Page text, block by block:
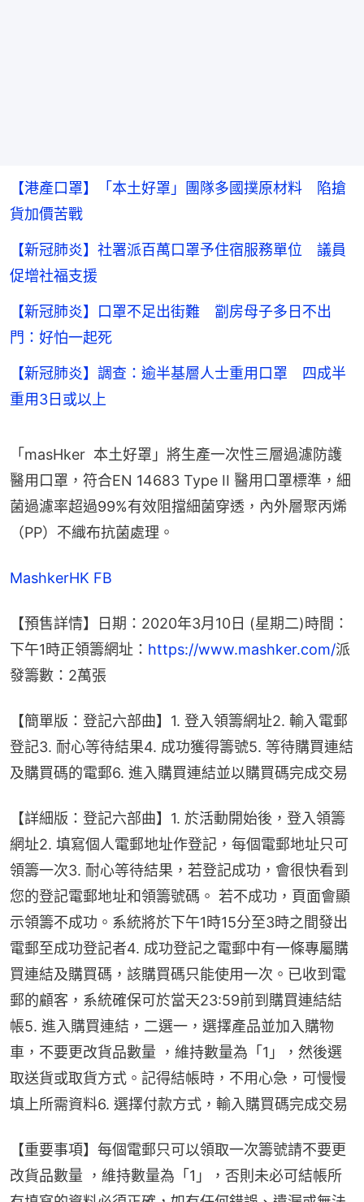
【港產口罩】「本土好罩」團隊多國撲原材料 陷搶
貨加價苦戰
【新冠肺炎】社署派百萬口罩予住宿服務單位 議員
促增社福支援
【新冠肺炎】口罩不足出街難 劏房母子多日不出
門：好怕一起死
【新冠肺炎】調查：逾半基層人士重用口罩 四成半
重用3日或以上
「masHker  本土好罩」將生產一次性三層過濾防護
醫用口罩，符合EN 14683 Type II 醫用口罩標準，細
菌過濾率超過99%有效阻擋細菌穿透，內外層聚丙烯
（PP）不織布抗菌處理。
MashkerHK FB
【預售詳情】日期：2020年3月10日 (星期二)時間：
下午1時正領籌網址： https://www.mashker.com/派
發籌數：2萬張
【簡單版：登記六部曲】1. 登入領籌網址2. 輸入電郵
登記3. 耐心等待結果4. 成功獲得籌號5. 等待購買連結
及購買碼的電郵6. 進入購買連結並以購買碼完成交易
【詳細版：登記六部曲】1. 於活動開始後，登入領籌
網址2. 填寫個人電郵地址作登記，每個電郵地址只可
領籌一次3. 耐心等待結果，若登記成功，會很快看到
您的登記電郵地址和領籌號碼。 若不成功，頁面會顯
示領籌不成功。系統將於下午1時15分至3時之間發出
電郵至成功登記者4. 成功登記之電郵中有一條專屬購
買連結及購買碼，該購買碼只能使用一次。已收到電
郵的顧客，系統確保可於當天23:59前到購買連結結
帳5. 進入購買連結，二選一，選擇產品並加入購物
車，不要更改貨品數量 ，維持數量為「1」，然後選
取送貨或取貨方式。記得結帳時，不用心急，可慢慢
填上所需資料6. 選擇付款方式，輸入購買碼完成交易
【重要事項】每個電郵只可以領取一次籌號請不要更
改貨品數量 ，維持數量為「1」，否則未必可結帳所